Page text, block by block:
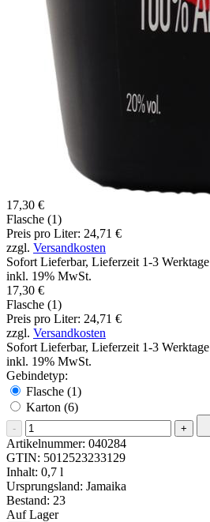
17,30 €
Flasche (1)
Preis pro Liter: 24,71 €
zzgl. Versandkosten
Sofort Lieferbar, Lieferzeit 1-3 Werktage
inkl. 19% MwSt.
17,30 €
Flasche (1)
Preis pro Liter: 24,71 €
zzgl. Versandkosten
Sofort Lieferbar, Lieferzeit 1-3 Werktage
inkl. 19% MwSt.
Gebindetyp:
Flasche (1)
Karton (6)
- +
Artikelnummer: 040284
GTIN: 5012523233129
Inhalt: 0,7 l
Ursprungsland: Jamaika
Bestand: 23
Auf Lager